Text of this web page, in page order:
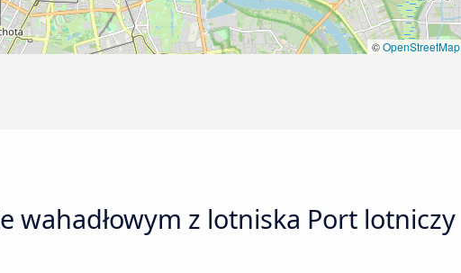
©OpenStreetMap
wahadłowym z lotniska Port lotniczy